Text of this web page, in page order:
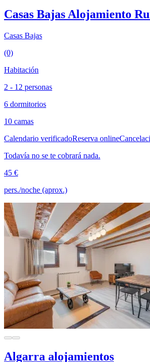
Casas Bajas Alojamiento
Casas Bajas
(0)
Habitación
2 - 12 personas
6 dormitorios
10 camas
Calendario verificadoReserva online
Todavía no se te cobrará nada.
45 €
pers./noche (aprox.)
Algarra alojamientos